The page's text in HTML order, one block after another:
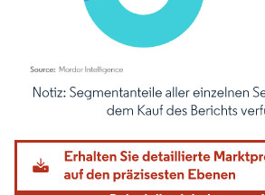
Bild © Mordor Intelligence. Wiederverwendung